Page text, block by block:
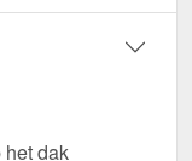
het dak